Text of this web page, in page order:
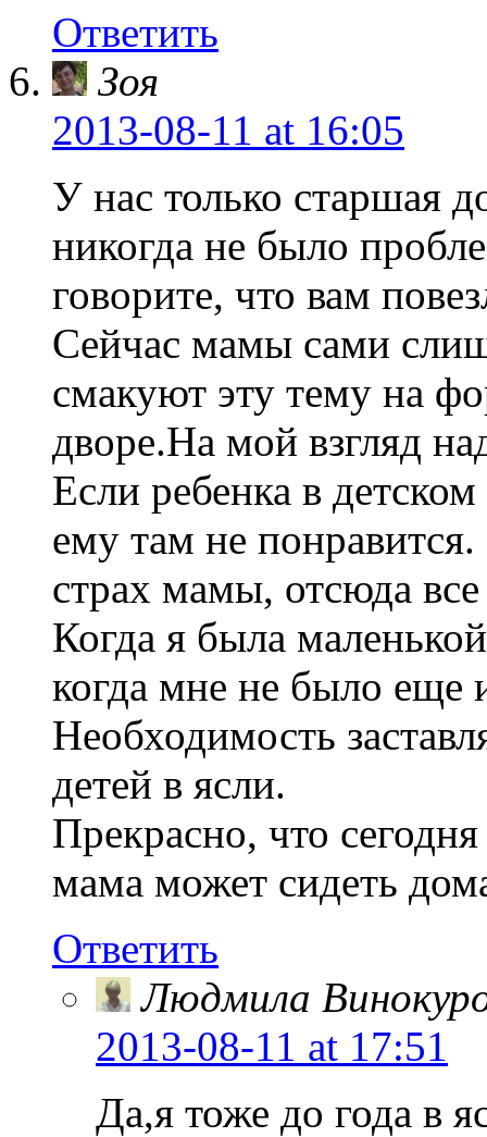
Ответить
Зоя
2013-08-11 at 16:05
У нас только старшая
никогда не было
говорите, что вам
Сейчас мамы сами
смакуют эту тему на
дворе.На мой взгляд
Если ребенка в
ему там не
страх мамы, отсюда
Когда я была
когда мне не было еще
Необходимость
детей в ясли.
Прекрасно, что
мама может сидеть
Ответить
Людмила
2013-08-11 at 17:51
Да,я тоже до года в